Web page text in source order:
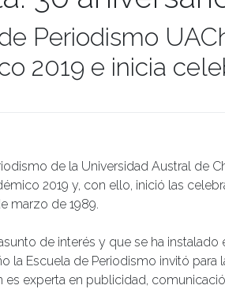
Periodismo
2019 e inicia
de la Universidad Austral de
2019 y, con ello, inició las
marzo de 1989.
de interés y que se ha
la Escuela de Periodismo invitó para
es experta en publicidad,